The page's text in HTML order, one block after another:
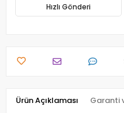
Hızlı Gönderi
Ürün Açıklaması Garanti